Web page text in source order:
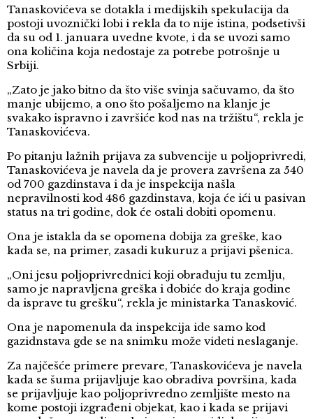
Tanaskovićeva se dotakla i medijskih spekulacija da
postoji uvoznički lobi i rekla da to nije istina, podsetivši
da su od 1. januara uvedne kvote, i da se uvozi samo
ona količina koja nedostaje za potrebe potrošnje u
Srbiji.
„Zato je jako bitno da što više svinja sačuvamo, da što
manje ubijemo, a ono što pošaljemo na klanje je
svakako ispravno i završiće kod nas na tržištu“, rekla je
Tanaskovićeva.
Po pitanju lažnih prijava za subvencije u poljoprivredi,
Tanaskovićeva je navela da je provera završena za 540
od 700 gazdinstava i da je inspekcija našla
nepravilnosti kod 486 gazdinstava, koja će ići u pasivan
status na tri godine, dok će ostali dobiti opomenu.
Ona je istakla da se opomena dobija za greške, kao
kada se, na primer, zasadi kukuruz a prijavi pšenica.
„Oni jesu poljoprivrednici koji obrađuju tu zemlju,
samo je napravljena greška i dobiće do kraja godine
da isprave tu grešku“, rekla je ministarka Tanasković.
Ona je napomenula da inspekcija ide samo kod
gazidnstava gde se na snimku može videti neslaganje.
Za najčešće primere prevare, Tanaskovićeva je navela
kada se šuma prijavljuje kao obradiva površina, kada
se prijavljuje kao poljoprivredno zemljište mesto na
kome postoji izgrađeni objekat, kao i kada se prijavi